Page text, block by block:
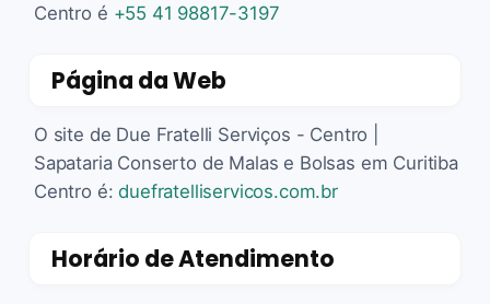
Centro é +55 41 98817-3197
Página da Web
O site de Due Fratelli Serviços - Centro |
Sapataria Conserto de Malas e Bolsas em Curitiba
Centro é:duefratelliservicos.com.br
Horário de Atendimento